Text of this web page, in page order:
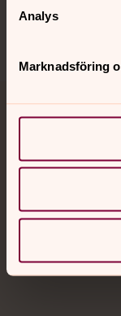
Analys
Marknadsföring
Akut samtals-
med en präst på
Chatt
Telefon 112